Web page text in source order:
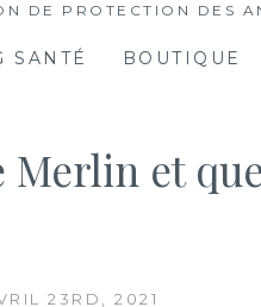
DE PROTECTION DES
SANTÉ BOUTIQUE
Merlin et
23RD, 2021